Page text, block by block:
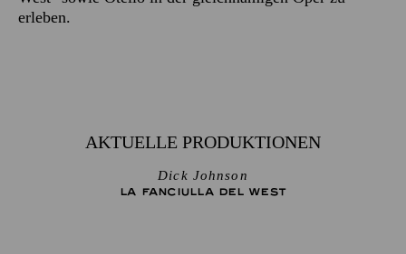
erleben.
AKTUELLE PRODUKTIONEN
Dick Johnson
LA FANCIULLA DEL WEST